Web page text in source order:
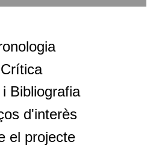
Crítica
Bibliografia
d'interès
el projecte